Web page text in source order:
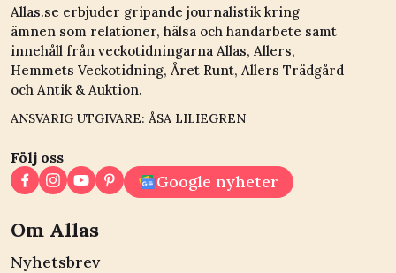
Allas.se erbjuder gripande journalistik kring
ämnen som relationer, hälsa och handarbete samt
innehåll från veckotidningarna Allas, Allers,
Hemmets Veckotidning, Året Runt, Allers Trädgård
och Antik & Auktion.
ANSVARIG UTGIVARE: ÅSA LILIEGREN
Följ oss
Google nyheter
Om Allas
Nyhetsbrev